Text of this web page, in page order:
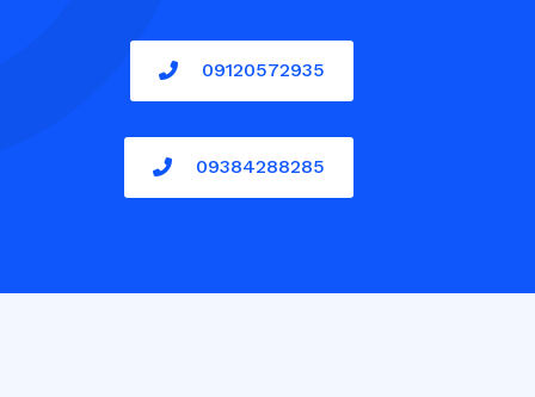
09120572935
09384288285